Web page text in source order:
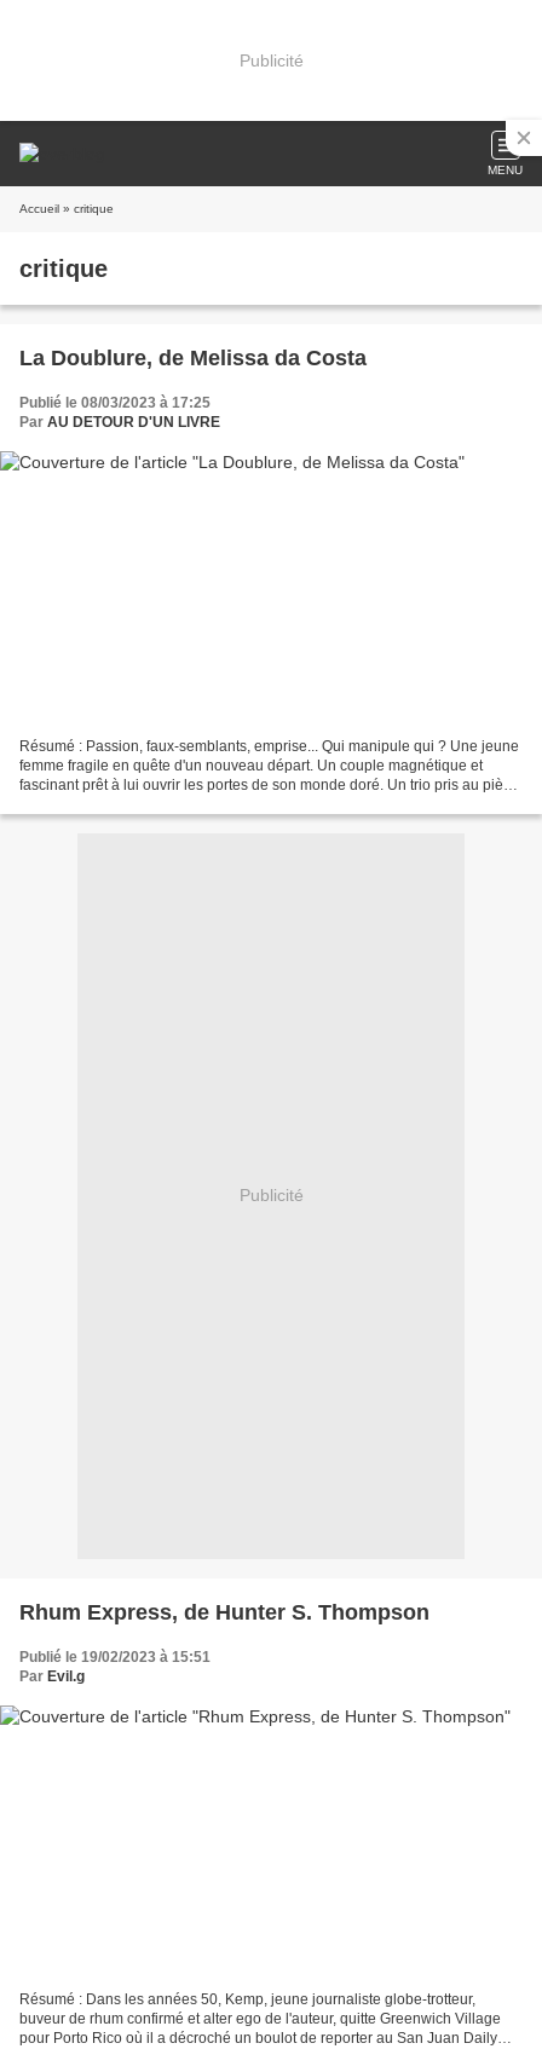
Publicité
MENU
Accueil » critique
critique
La Doublure, de Melissa da Costa
Publié le 08/03/2023 à 17:25
Par AU DETOUR D'UN LIVRE
Résumé : Passion, faux-semblants, emprise... Qui manipule qui ? Une jeune
femme fragile en quête d'un nouveau départ. Un couple magnétique et
fascinant prêt à lui ouvrir les portes de son monde doré. Un trio pris au piège
Publicité
Rhum Express, de Hunter S. Thompson
Publié le 19/02/2023 à 15:51
Par Evil.g
Résumé : Dans les années 50, Kemp, jeune journaliste globe-trotteur,
buveur de rhum confirmé et alter ego de l'auteur, quitte Greenwich Village
pour Porto Rico où il a décroché un boulot de reporter au San Juan Daily